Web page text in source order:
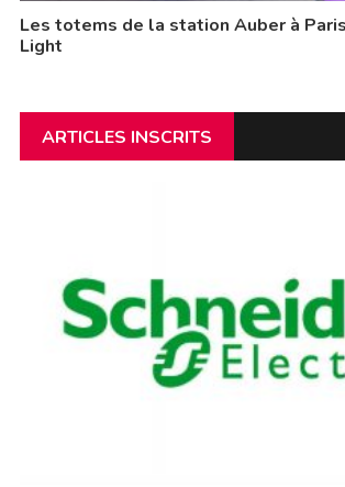
Les totems de la station Auber à
Light
ARTICLES INSCRITS